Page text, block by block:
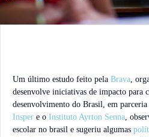
Um último estudo feito pela Brava,
desenvolve iniciativas de impacto para
desenvolvimento do Brasil, em parceria
Insper e o Instituto Ayrton Senna,
escolar no brasil e sugeriu algumas